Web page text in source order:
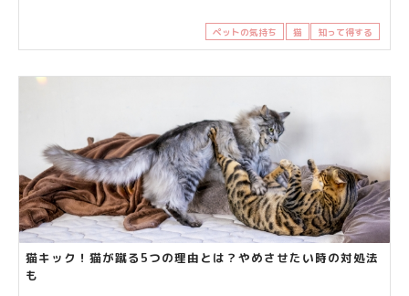
ペットの気持ち 猫 知って得する
猫キック！猫が蹴る5つの理由とは？やめさせたい時の対処法
も